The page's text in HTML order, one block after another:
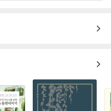
을 반사하므로 주위의 물건이나
아늑함이 느껴지지 않는다. 그래
조명을 비춘다. 그러면 거울이었
너머로 나무의 풍경을 보여준